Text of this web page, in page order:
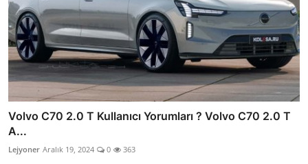
Volvo C70 2.0 T Kullanıcı Yorumları ? Volvo C70 2.0 T
A...
Lejyoner Aralık 19, 2024 0 363